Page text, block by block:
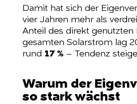
Damit hat sich der
vier Jahren mehr als
Anteil des direkt genutzten
gesamten Solarstrom lag
rund 17 % – Tendenz
Warum der
so stark wächst